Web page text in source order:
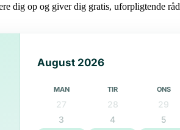
dig op og giver dig gratis, uforpligtende